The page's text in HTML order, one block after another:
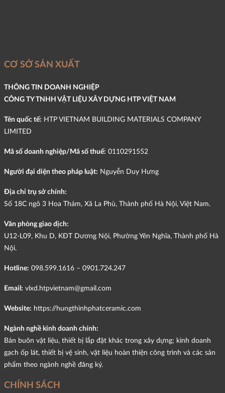
CƠ SỞ SẢN XUẤT
THÔNG TIN DOANH NGHIỆP
CÔNG TY TNHH VẬT LIỆU XÂY DỰNG HTP VIỆT NAM
Tên quốc tế: HTP VIETNAM BUILDING MATERIALS COMPANY
LIMITED
Mã số doanh nghiệp/Mã số thuế: 0110291552
Người đại diện theo pháp luật: Nguyễn Duy Hưng
Địa chỉ trụ sở chính:
Số 18C ngõ 3 Hoa Thám, Xã La Phù, Thành phố Hà Nội, Việt Nam.
Văn phòng giao dịch:
U12-L09, Khu D, KĐT Dương Nội, Phường Yên Nghĩa, Thành phố Hà
Nội.
Hotline: 098.599.1616 – 0901.724.247
Email: vlxd.htpvietnam@gmail.com
Website: https://hungthinhphatceramic.com
Ngành nghề kinh doanh chính:
Bán buôn vật liệu, thiết bị lắp đặt khác trong xây dựng; kinh doanh
gạch ốp lát, thiết bị vệ sinh, vật liệu hoàn thiện công trình và các sản
phẩm theo ngành nghề đăng ký.
CHÍNH SÁCH